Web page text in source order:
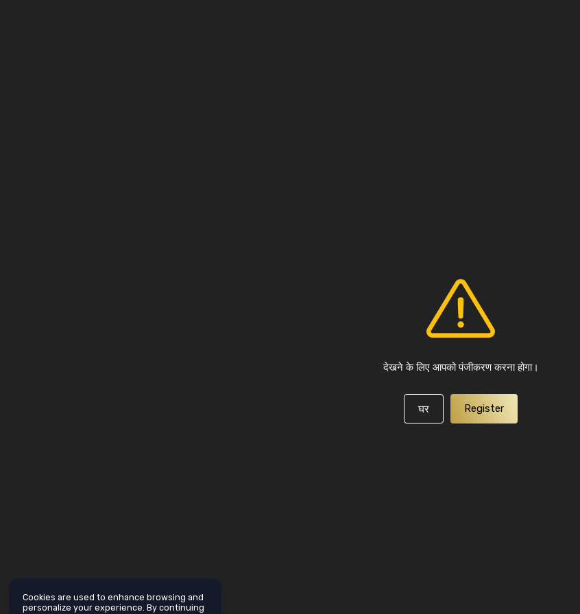
देखने के लिए आपको पंजीकरण करना होगा।
घर Register
Cookies are used to enhance browsing and
personalize your experience. By continuing